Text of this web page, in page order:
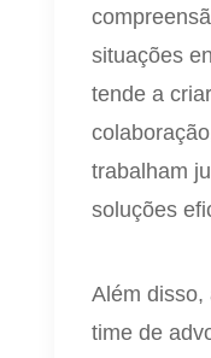
situações
tende a
trabalham
soluções
Além disso,
time de